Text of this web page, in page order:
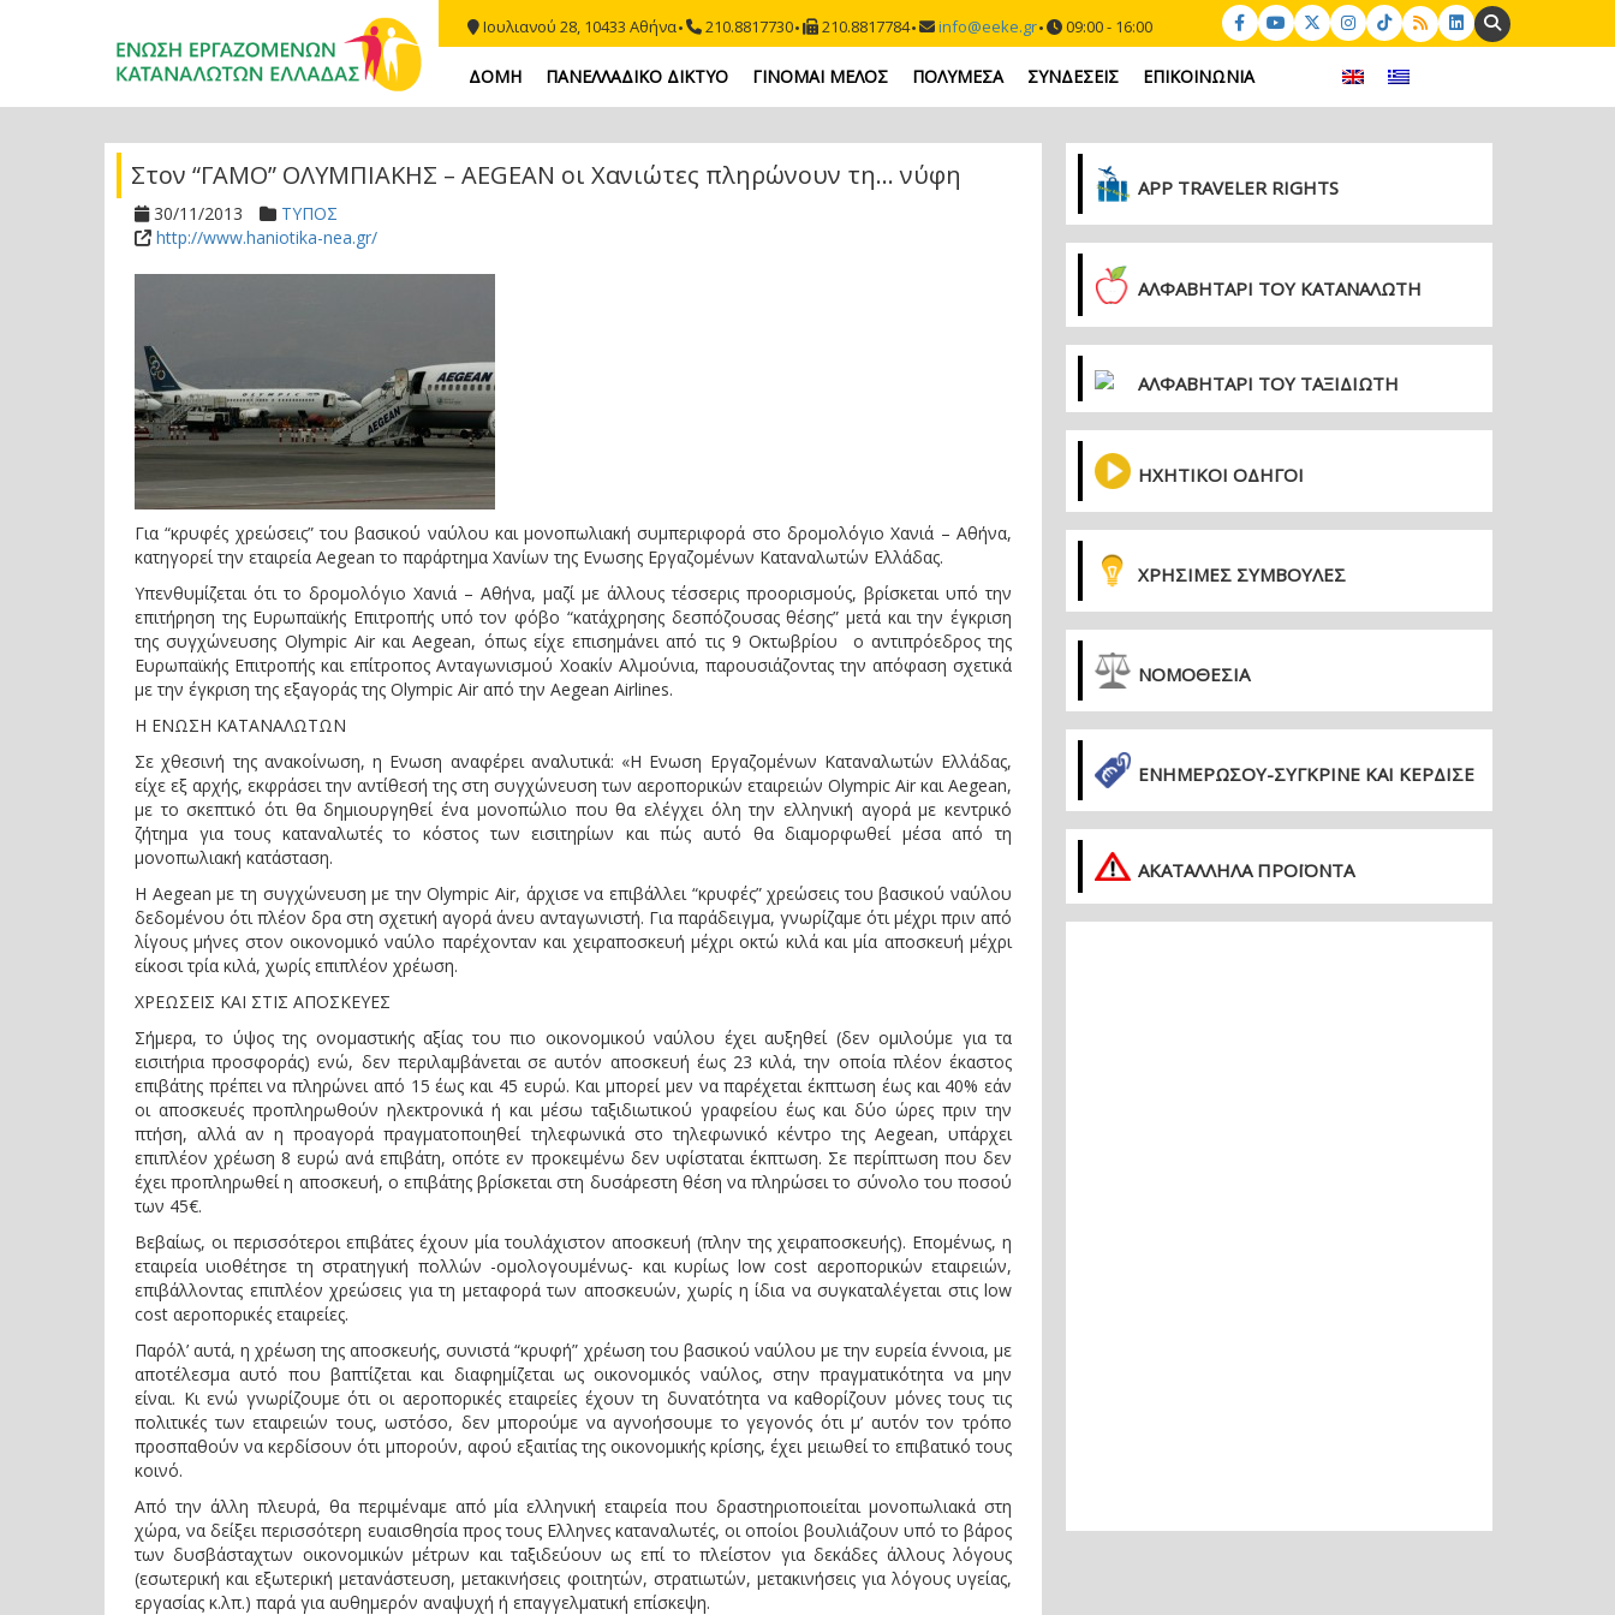
Ιουλιανού 28, 10433 Αθήνα 210.8817730 210.8817784 info@eeke.gr 09:00 - 16:00 Search:
ΔΟΜΗ ΠΑΝΕΛΛΑΔΙΚΟ ΔΙΚΤΥΟ ΓΙΝΟΜΑΙ ΜΕΛΟΣ ΠΟΛΥΜΕΣΑ ΣΥΝΔΕΣΕΙΣ ΕΠΙΚΟΙΝΩΝΙΑ
Στον “ΓΑΜΟ” ΟΛΥΜΠΙΑΚΗΣ – AEGEAN οι Χανιώτες πληρώνουν τη… νύφη
30/11/2013
ΤΥΠΟΣ
http://www.haniotika-nea.gr/
Για “κρυφές χρεώσεις” του βασικού ναύλου και μονοπωλιακή συμπεριφορά στο δρομολόγιο Χανιά – Αθήνα,
κατηγορεί την εταιρεία Aegean το παράρτημα Χανίων της Ενωσης Εργαζομένων Καταναλωτών Ελλάδας.
Υπενθυμίζεται ότι το δρομολόγιο Χανιά – Αθήνα, μαζί με άλλους τέσσερις προορισμούς, βρίσκεται υπό την
επιτήρηση της Ευρωπαϊκής Επιτροπής υπό τον φόβο “κατάχρησης δεσπόζουσας θέσης” μετά και την έγκριση
της συγχώνευσης Olympic Air και Aegean, όπως είχε επισημάνει από τις 9 Οκτωβρίου ο αντιπρόεδρος της
Ευρωπαϊκής Επιτροπής και επίτροπος Ανταγωνισμού Χοακίν Αλμούνια, παρουσιάζοντας την απόφαση σχετικά
με την έγκριση της εξαγοράς της Olympic Air από την Aegean Airlines.
Η ΕΝΩΣΗ ΚΑΤΑΝΑΛΩΤΩΝ
Σε χθεσινή της ανακοίνωση, η Ενωση αναφέρει αναλυτικά: «Η Ενωση Εργαζομένων Καταναλωτών Ελλάδας,
είχε εξ αρχής, εκφράσει την αντίθεσή της στη συγχώνευση των αεροπορικών εταιρειών Olympic Air και Aegean,
με το σκεπτικό ότι θα δημιουργηθεί ένα μονοπώλιο που θα ελέγχει όλη την ελληνική αγορά με κεντρικό
ζήτημα για τους καταναλωτές το κόστος των εισιτηρίων και πώς αυτό θα διαμορφωθεί μέσα από τη
μονοπωλιακή κατάσταση.
Η Aegean με τη συγχώνευση με την Olympic Air, άρχισε να επιβάλλει “κρυφές” χρεώσεις του βασικού ναύλου
δεδομένου ότι πλέον δρα στη σχετική αγορά άνευ ανταγωνιστή. Για παράδειγμα, γνωρίζαμε ότι μέχρι πριν από
λίγους μήνες στον οικονομικό ναύλο παρέχονταν και χειραποσκευή μέχρι οκτώ κιλά και μία αποσκευή μέχρι
είκοσι τρία κιλά, χωρίς επιπλέον χρέωση.
ΧΡΕΩΣΕΙΣ ΚΑΙ ΣΤΙΣ ΑΠΟΣΚΕΥΕΣ
Σήμερα, το ύψος της ονομαστικής αξίας του πιο οικονομικού ναύλου έχει αυξηθεί (δεν ομιλούμε για τα
εισιτήρια προσφοράς) ενώ, δεν περιλαμβάνεται σε αυτόν αποσκευή έως 23 κιλά, την οποία πλέον έκαστος
επιβάτης πρέπει να πληρώνει από 15 έως και 45 ευρώ. Και μπορεί μεν να παρέχεται έκπτωση έως και 40% εάν
οι αποσκευές προπληρωθούν ηλεκτρονικά ή και μέσω ταξιδιωτικού γραφείου έως και δύο ώρες πριν την
πτήση, αλλά αν η προαγορά πραγματοποιηθεί τηλεφωνικά στο τηλεφωνικό κέντρο της Aegean, υπάρχει
επιπλέον χρέωση 8 ευρώ ανά επιβάτη, οπότε εν προκειμένω δεν υφίσταται έκπτωση. Σε περίπτωση που δεν
έχει προπληρωθεί η αποσκευή, ο επιβάτης βρίσκεται στη δυσάρεστη θέση να πληρώσει το σύνολο του ποσού
των 45€.
Βεβαίως, οι περισσότεροι επιβάτες έχουν μία τουλάχιστον αποσκευή (πλην της χειραποσκευής). Επομένως, η
εταιρεία υιοθέτησε τη στρατηγική πολλών -ομολογουμένως- και κυρίως low cost αεροπορικών εταιρειών,
επιβάλλοντας επιπλέον χρεώσεις για τη μεταφορά των αποσκευών, χωρίς η ίδια να συγκαταλέγεται στις low
cost αεροπορικές εταιρείες.
Παρόλ’ αυτά, η χρέωση της αποσκευής, συνιστά “κρυφή” χρέωση του βασικού ναύλου με την ευρεία έννοια, με
αποτέλεσμα αυτό που βαπτίζεται και διαφημίζεται ως οικονομικός ναύλος, στην πραγματικότητα να μην
είναι. Κι ενώ γνωρίζουμε ότι οι αεροπορικές εταιρείες έχουν τη δυνατότητα να καθορίζουν μόνες τους τις
πολιτικές των εταιρειών τους, ωστόσο, δεν μπορούμε να αγνοήσουμε το γεγονός ότι μ’ αυτόν τον τρόπο
προσπαθούν να κερδίσουν ότι μπορούν, αφού εξαιτίας της οικονομικής κρίσης, έχει μειωθεί το επιβατικό τους
κοινό.
Από την άλλη πλευρά, θα περιμέναμε από μία ελληνική εταιρεία που δραστηριοποιείται μονοπωλιακά στη
χώρα, να δείξει περισσότερη ευαισθησία προς τους Ελληνες καταναλωτές, οι οποίοι βουλιάζουν υπό το βάρος
των δυσβάσταχτων οικονομικών μέτρων και ταξιδεύουν ως επί το πλείστον για δεκάδες άλλους λόγους
(εσωτερική και εξωτερική μετανάστευση, μετακινήσεις φοιτητών, στρατιωτών, μετακινήσεις για λόγους υγείας,
εργασίας κ.λπ.) παρά για αυθημερόν αναψυχή ή επαγγελματική επίσκεψη.
APP TRAVELER RIGHTS
ΑΛΦΑΒΗΤΑΡΙ ΤΟΥ ΚΑΤΑΝΑΛΩΤΗ
ΑΛΦΑΒΗΤΑΡΙ ΤΟΥ ΤΑΞΙΔΙΩΤΗ
ΗΧΗΤΙΚΟΙ ΟΔΗΓΟΙ
ΧΡΗΣΙΜΕΣ ΣΥΜΒΟΥΛΕΣ
ΝΟΜΟΘΕΣΙΑ
ΕΝΗΜΕΡΏΣΟΥ-ΣΎΓΚΡΙΝΕ ΚΑΙ ΚΈΡΔΙΣΕ
ΑΚΑΤΑΛΛΗΛΑ ΠΡΟΪΟΝΤΑ